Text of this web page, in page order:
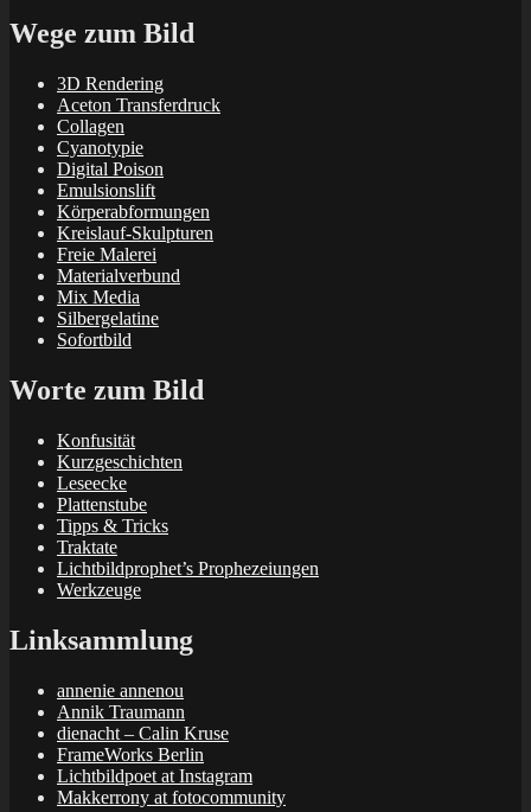
Wege zum Bild
3D Rendering
Aceton Transferdruck
Collagen
Cyanotypie
Digital Poison
Emulsionslift
Körperabformungen
Kreislauf-Skulpturen
Freie Malerei
Materialverbund
Mix Media
Silbergelatine
Sofortbild
Worte zum Bild
Konfusität
Kurzgeschichten
Leseecke
Plattenstube
Tipps & Tricks
Traktate
Lichtbildprophet’s Prophezeiungen
Werkzeuge
Linksammlung
annenie annenou
Annik Traumann
dienacht – Calin Kruse
FrameWorks Berlin
Lichtbildpoet at Instagram
Makkerrony at fotocommunity